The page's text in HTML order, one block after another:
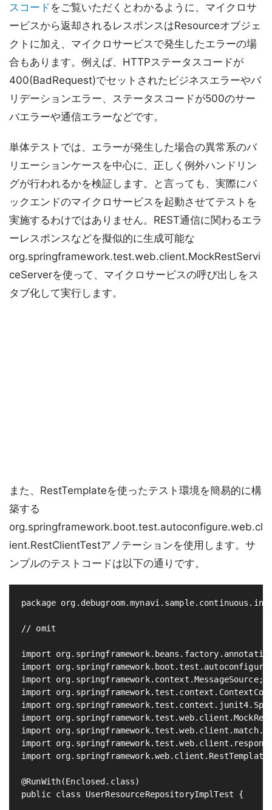
スコード をご覧いただくとわかるように、マイクロサ
ービスから返却されるレスポンスはResourceオブジェ
クトに加え、マイクロサービスで発生したエラーの場
合もあります。例えば、HTTPステータスコードが
400(BadRequest)でセットされたビジネスエラーやバ
リデーションエラー、ステータスコードが500のサー
バエラーや通信エラーなどです。
単体テストでは、エラーが発生した場合の異常系のバ
リエーションケースを中心に、正しく例外ハンドリン
グが行われるかを検証します。と言っても、実際にバ
ックエンドのマイクロサービスを起動させてテストを
実施するわけではありません。REST通信に関わるエラ
ーレスポンスなどを擬似的に生成可能な
org.springframework.test.web.client.MockRestServi
ceServerを使って、マイクロサービスの呼び出しをス
タブ化して実行します。
また、RestTemplateを使ったテスト環境を簡易的に構
築する
org.springframework.boot.test.autoconfigure.web.cl
ient.RestClientTestアノテーションを使用します。サ
ンプルのテストコードは以下の通りです。
package
// omit
import
import
import org.springframework.context.MessageSource;
import
import
import
import
import
import
@RunWith(Enclosed.class)
public class UserResourceRepositoryImplTest {